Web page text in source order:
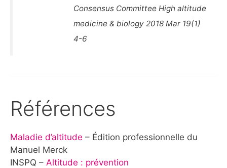
Consensus Committee High altitude
medicine & biology 2018 Mar 19(1)
4-6
Références
Maladie d’altitude – Édition professionnelle du
Manuel Merck
INSPQ – Altitude : prévention